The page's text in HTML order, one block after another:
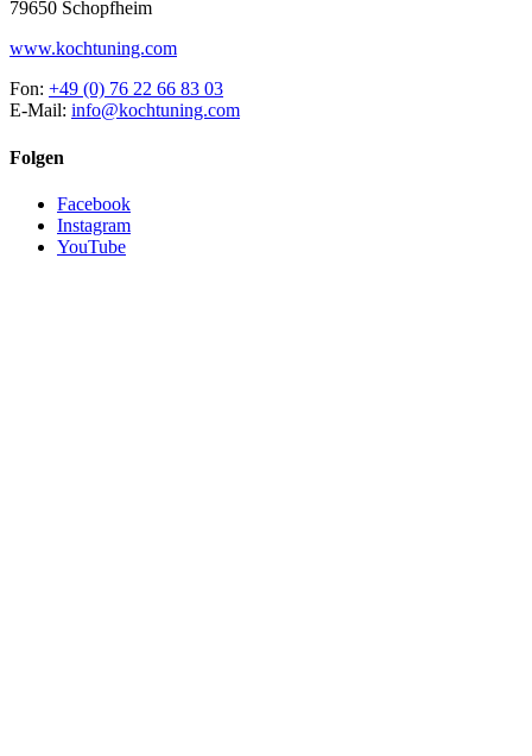
79650 Schopfheim
www.kochtuning.com
Fon: +49 (0) 76 22 66 83 03
E-Mail: info@kochtuning.com
Folgen
Facebook
Instagram
YouTube